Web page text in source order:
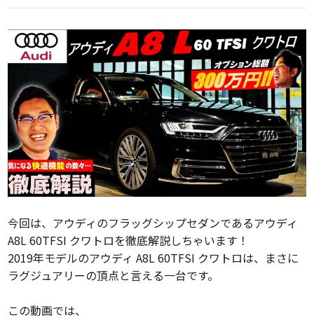
今回は、アウディのフラッグシップセダンであるアウディ
A8L 60TFSI クワトロを徹底解説しちゃいます！
2019年モデルのアウディ A8L 60TFSI クワトロは、まさに
ラグジュアリーの頂点と言える一台です。
この動画では、